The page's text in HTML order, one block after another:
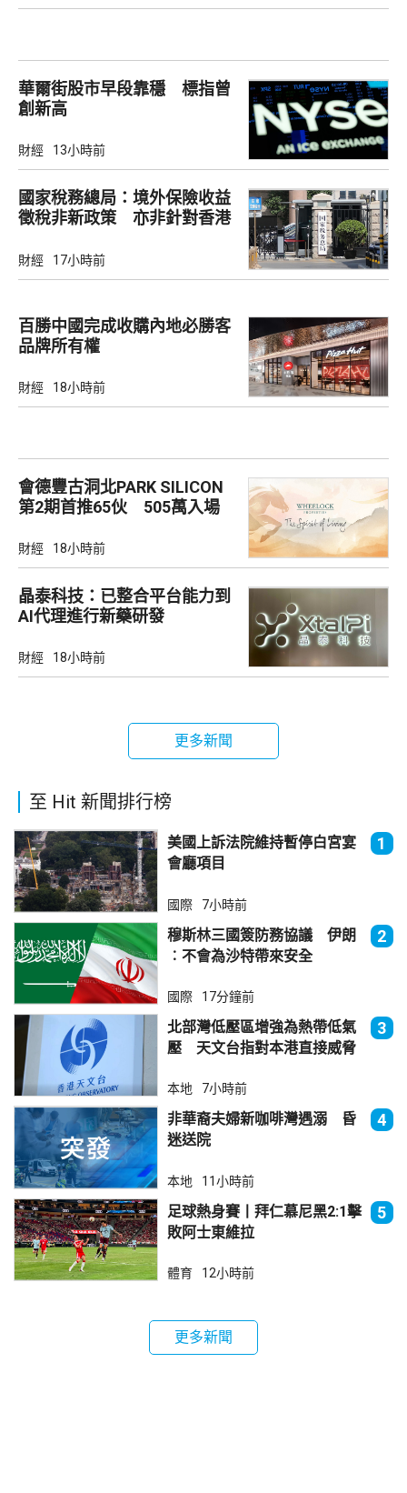
華爾街股市早段靠穩 標指曾
創新高
財經 13小時前
國家稅務總局：境外保險收益
徵稅非新政策 亦非針對香港
財經 17小時前
百勝中國完成收購內地必勝客
品牌所有權
財經 18小時前
會德豐古洞北PARK SILICON
第2期首推65伙 505萬入場
財經 18小時前
晶泰科技：已整合平台能力到
AI代理進行新藥研發
財經 18小時前
更多新聞
至 Hit 新聞排行榜
美國上訴法院維持暫停白宮宴
會廳項目
1
國際 7小時前
穆斯林三國簽防務協議 伊朗
︰不會為沙特帶來安全
2
國際 17分鐘前
北部灣低壓區增強為熱帶低氣
壓 天文台指對本港直接威脅
3
本地 7小時前
非華裔夫婦新咖啡灣遇溺 昏
迷送院
4
本地 11小時前
足球熱身賽丨拜仁慕尼黑2:1擊
敗阿士東維拉
5
體育 12小時前
更多新聞